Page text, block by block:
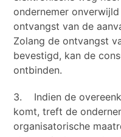
ondernemer
ontvangst van de
Zolang de ontvangst
bevestigd, kan de
ontbinden.
3. Indien de
komt, treft de
organisatorische